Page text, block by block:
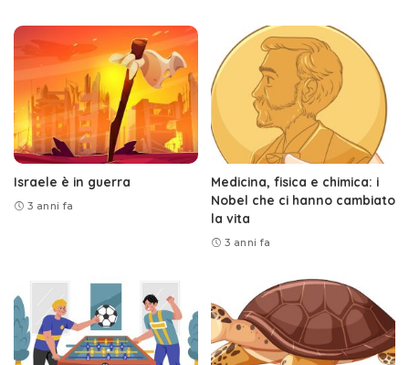
Israele è in guerra
3 anni fa
Medicina, fisica e chimica: i
Nobel che ci hanno cambiato
la vita
3 anni fa